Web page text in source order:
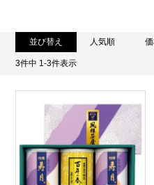
並び替え 人気順
3件中 1-3件表示